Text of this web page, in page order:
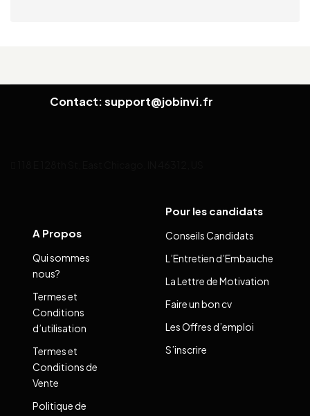
Contact: support@jobinvi.fr
A Propos
Qui sommes
nous?
Termes et
Conditions
d’utilisation
Termes et
Conditions de
Vente
Politique de
Pour les candidats
Conseils Candidats
L’Entretien d’Embauche
La Lettre de Motivation
Faire un bon cv
Les Offres d’emploi
S’inscrire